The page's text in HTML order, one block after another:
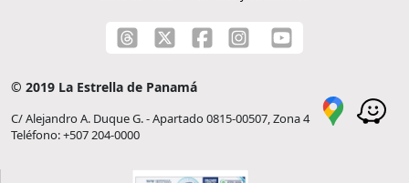
© 2019 La Estrella de Panamá
C/ Alejandro A. Duque G. - Apartado 0815-00507, Zona 4
Teléfono: +507 204-0000